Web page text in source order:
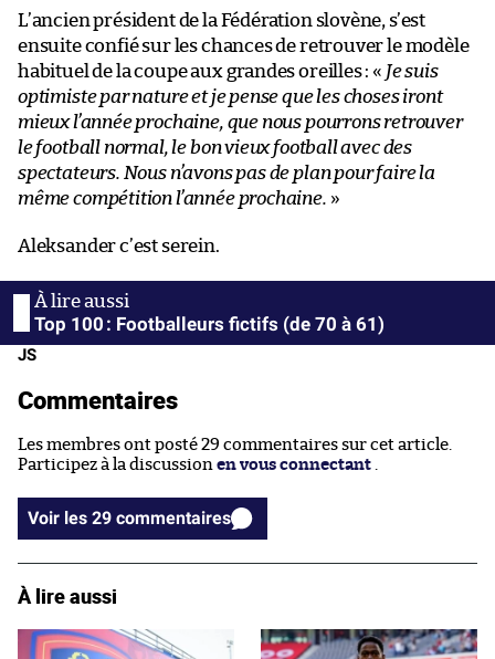
L’ancien président de la Fédération slovène, s’est
ensuite confié sur les chances de retrouver le modèle
habituel de la coupe aux grandes oreilles : « Je suis
optimiste par nature et je pense que les choses iront
mieux l’année prochaine, que nous pourrons retrouver
le football normal, le bon vieux football avec des
spectateurs. Nous n’avons pas de plan pour faire la
même compétition l’année prochaine. »
Aleksander c’est serein.
Top 100 : Footballeurs fictifs (de 70 à 61)
JS
Commentaires
Les membres ont posté 29 commentaires sur cet article.
Participez à la discussion en vous connectant
Voir les 29 commentaires
À lire aussi